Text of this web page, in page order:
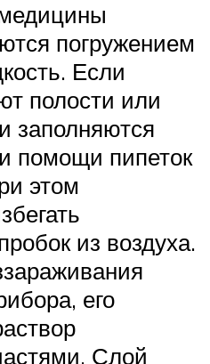
погружением
Если
полости или
заполняются
помощи пипеток
этом
из воздуха.
его
Слой